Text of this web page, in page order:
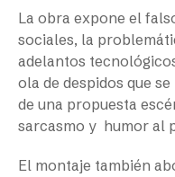
La obra expone el
sociales, la
adelantos
ola de despidos que
de una propuesta
sarcasmo y humor al
El montaje también